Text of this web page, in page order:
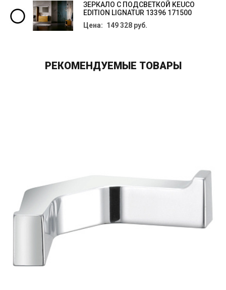
ЗЕРКАЛО С ПОДСВЕТКОЙ KEUCO
EDITION LIGNATUR 13396 171500
Цена: 149 328 руб.
РЕКОМЕНДУЕМЫЕ ТОВАРЫ